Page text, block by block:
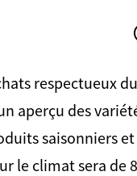
respectueux du
aperçu des
saisonniers et
le climat sera de